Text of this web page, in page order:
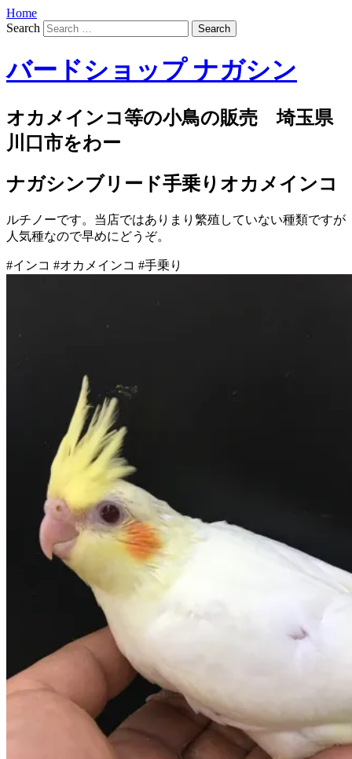
Home
Search
バードショップ ナガシン
オカメインコ等の小鳥の販売 埼玉県
川口市をわー
ナガシンブリード手乗りオカメインコ
ルチノーです。当店ではありまり繁殖していない種類ですが
人気種なので早めにどうぞ。
#インコ #オカメインコ #手乗り